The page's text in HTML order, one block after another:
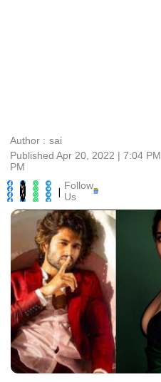
Author : sai
Published Apr 20, 2022 | 7:04 PM
PM
| Follow
Us